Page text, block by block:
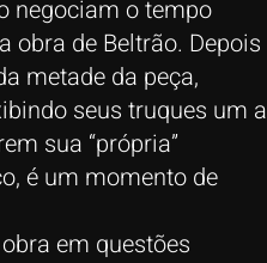
negociam o tempo
de Beltrão. Depois
metade da peça,
seus truques um a
sua “própria”
é um momento de
em questões